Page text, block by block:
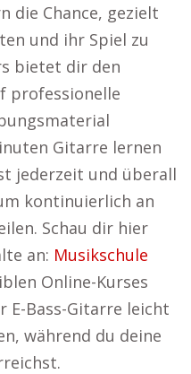
die Chance, gezielt
und ihr Spiel zu
bietet dir den
professionelle
Gitarre lernen
jederzeit und überall
kontinuierlich an
Schau dir hier
an: Musikschule
Online-Kurses
E-Bass-Gitarre leicht
während du deine